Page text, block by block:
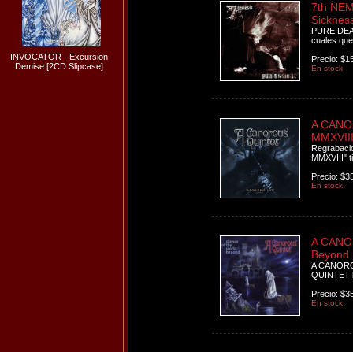
INVOCATOR - Excursion
Demise [2CD Slipcase]
7th
PURE
cuales
Precio:
En stock
A
MMXVIII"
Precio:
En stock
A
Beyond
A
QUINTET
Precio:
En stock